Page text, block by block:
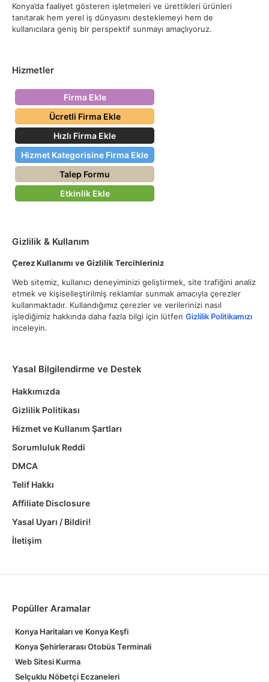
Konya’da faaliyet gösteren işletmeleri ve ürettikleri ürünleri
tanıtarak hem yerel iş dünyasını desteklemeyi hem de
kullanıcılara geniş bir perspektif sunmayı amaçlıyoruz.
Hizmetler
Firma Ekle
Ücretli Firma Ekle
Hızlı Firma Ekle
Hizmet Kategorisine Firma Ekle
Talep Formu
Etkinlik Ekle
Gizlilik & Kullanım
Çerez Kullanımı ve Gizlilik Tercihleriniz
Web sitemiz, kullanıcı deneyiminizi geliştirmek, site trafiğini analiz
etmek ve kişiselleştirilmiş reklamlar sunmak amacıyla çerezler
kullanmaktadır. Kullandığımız çerezler ve verilerinizi nasıl
işlediğimiz hakkında daha fazla bilgi için lütfen Gizlilik Politikamızı
inceleyin.
Yasal Bilgilendirme ve Destek
Hakkımızda
Gizlilik Politikası
Hizmet ve Kullanım Şartları
Sorumluluk Reddi
DMCA
Telif Hakkı
Affiliate Disclosure
Yasal Uyarı / Bildiri!
İletişim
Popüller Aramalar
Konya Haritaları ve Konya Keşfi
Konya Şehirlerarası Otobüs Terminali
Web Sitesi Kurma
Selçuklu Nöbetçi Eczaneleri